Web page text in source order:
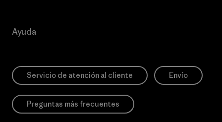
Ayuda
Servicio de atención al cliente Envío
Preguntas más frecuentes